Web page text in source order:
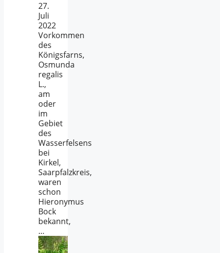
27.
Juli
2022
Vorkommen
des
Königsfarns,
Osmunda
regalis
L.,
am
oder
im
Gebiet
des
Wasserfelsens
bei
Kirkel,
Saarpfalzkreis,
waren
schon
Hieronymus
Bock
bekannt,
…